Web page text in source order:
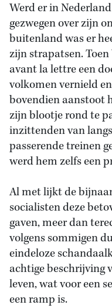
Werd er in
gezwegen over zijn
buitenland was er
zijn strapatsen.
avant la lettre een
volkomen vernield
bovendien aanstoot
zijn blootje rond te
inzittenden van
passerende treinen
werd hem zelfs een
Al met lijkt de
socialisten deze
gaven, meer dan
volgens sommigen
eindeloze
achtige beschrijving
leven, wat voor een
een ramp is.